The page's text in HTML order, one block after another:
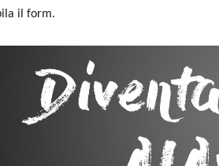
il form.